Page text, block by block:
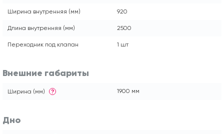
Ширина внутренняя (мм) 920
Длина внутренняя (мм) 2500
Переходник под клапан 1 шт
Внешние габариты
Ширина (мм) ? 1900 мм
Дно